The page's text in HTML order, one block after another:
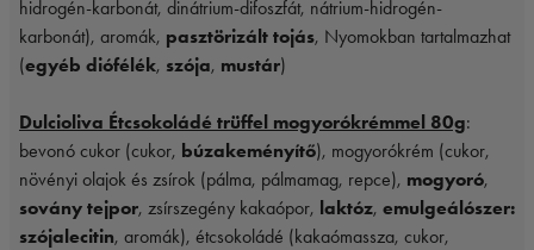
hidrogén-karbonát, dinátrium-difoszfát, nátrium-hidrogén-
karbonát), aromák, pasztörizált tojás, Nyomokban tartalmazhat
(egyéb diófélék, szója, mustár)
Dulcioliva Étcsokoládé trüffel mogyorókrémmel 80g:
bevonó cukor (cukor, búzakeményítő), mogyorókrém (cukor,
növényi olajok és zsírok (pálma, pálmamag, repce), mogyoró,
sovány tejpor, zsírszegény kakaópor, laktóz, emulgeálószer:
szójalecitin, aromák), étcsokoládé (kakaómassza, cukor,